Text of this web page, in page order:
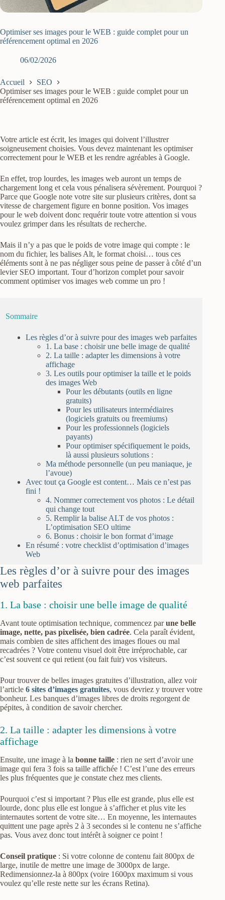
Optimiser ses images pour le WEB : guide complet pour un
référencement optimal en 2026
06/02/2026
Accueil
SEO
Optimiser ses images pour le WEB : guide complet pour un
référencement optimal en 2026
Votre article est écrit, les images qui doivent l’illustrer
soigneusement choisies. Vous devez maintenant les optimiser
correctement pour le WEB et les rendre agréables à Google.
En effet, trop lourdes, les images web auront un temps de
chargement long et cela vous pénalisera sévèrement. Pourquoi ?
Parce que Google note votre site sur plusieurs critères, dont sa
vitesse de chargement figure en bonne position. Vos images
pour le web doivent donc requérir toute votre attention si vous
voulez grimper dans les résultats de recherche.
Mais il n’y a pas que le poids de votre image qui compte : le
nom du fichier, les balises Alt, le format choisi… tous ces
éléments sont à ne pas négliger sous peine de passer à côté d’un
levier SEO important. Tour d’horizon complet pour savoir
comment optimiser vos images web comme un pro !
Sommaire
Les règles d’or à suivre pour des images web parfaites
1. La base : choisir une belle image de qualité
2. La taille : adapter les dimensions à votre
affichage
3. Les outils pour optimiser la taille et le poids
des images Web
Pour les débutants (outils en ligne
gratuits)
Pour les utilisateurs intermédiaires
(logiciels gratuits ou freemiums)
Pour les professionnels (logiciels
payants)
Pour optimiser spécifiquement le poids,
là aussi plusieurs solutions :
Ma méthode personnelle (un peu maniaque, je
l’avoue)
Avec tout ça Google est content… Mais ce n’est pas
fini !
4. Nommer correctement vos photos : Le détail
qui change tout
5. Remplir la balise ALT de vos photos :
L’optimisation SEO ultime
6. Bonus : choisir le bon format d’image
En résumé : votre checklist d’optimisation d’images
Web
Les règles d’or à suivre pour des images
web parfaites
1. La base : choisir une belle image de qualité
Avant toute optimisation technique, commencez parune belle
image, nette, pas pixelisée, bien cadrée. Cela paraît évident,
mais combien de sites affichent des images floues ou mal
recadrées ? Votre contenu visuel doit être irréprochable, car
c’est souvent ce qui retient (ou fait fuir) vos visiteurs.
Pour trouver de belles images gratuites d’illustration, allez voir
l’article 6 sites d’images gratuites, vous devriez y trouver votre
bonheur. Les banques d’images libres de droits regorgent de
pépites, à condition de savoir chercher.
2. La taille : adapter les dimensions à votre
affichage
Ensuite, une image à la bonne taille : rien ne sert d’avoir une
image qui fera 3 fois sa taille affichée ! C’est l’une des erreurs
les plus fréquentes que je constate chez mes clients.
Pourquoi c’est si important ? Plus elle est grande, plus elle est
lourde, donc plus elle est longue à s’afficher et plus vite les
internautes sortent de votre site… En moyenne, les internautes
quittent une page après 2 à 3 secondes si le contenu ne s’affiche
pas. Vous avez donc tout intérêt à soigner ce point !
Conseil pratique : Si votre colonne de contenu fait 800px de
large, inutile de mettre une image de 3000px de large.
Redimensionnez-la à 800px (voire 1600px maximum si vous
voulez qu’elle reste nette sur les écrans Retina).